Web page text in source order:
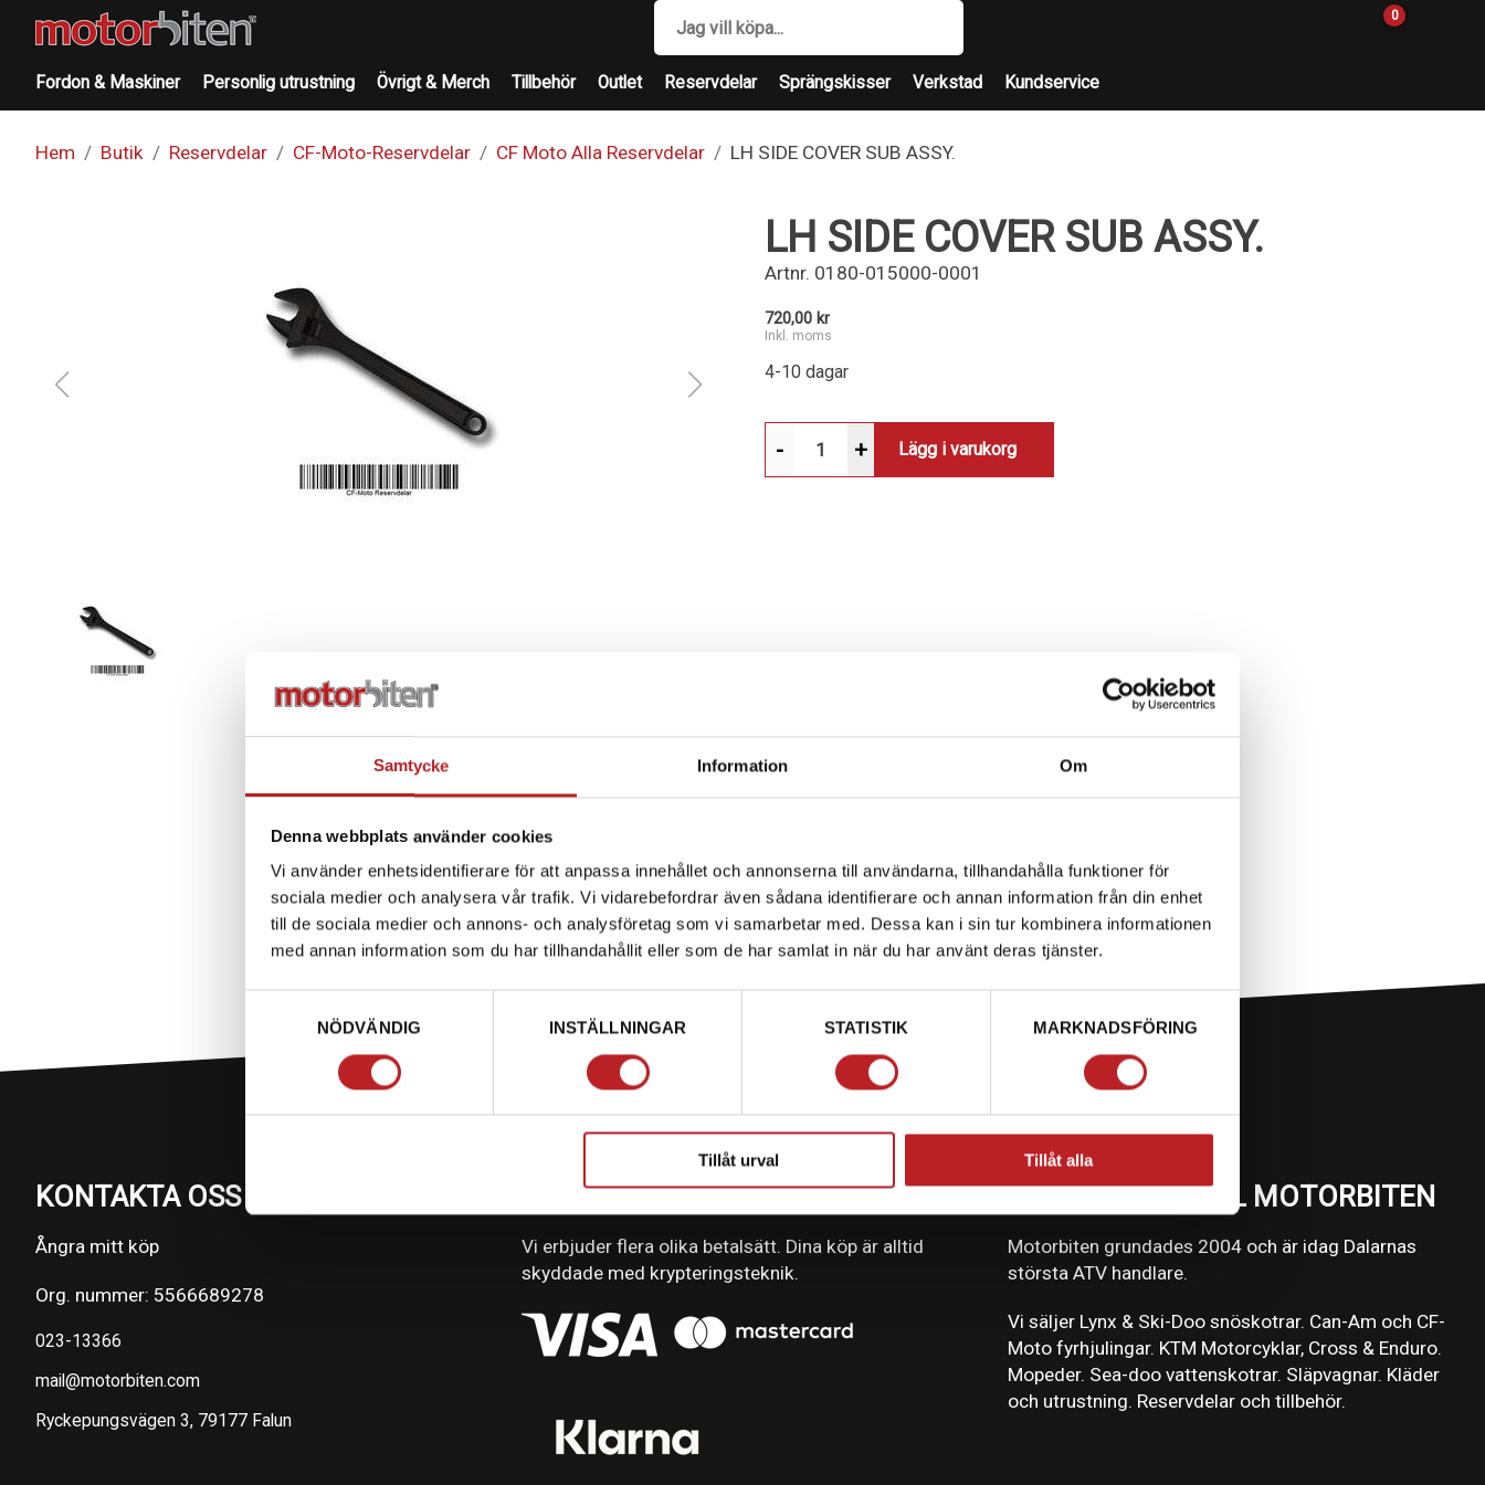
Samtycke Information Om
Denna webbplats använder cookies
Vi använder enhetsidentifierare för att anpassa innehållet och annonserna till användarna, tillhandahålla funktioner för
sociala medier och analysera vår trafik. Vi vidarebefordrar även sådana identifierare och annan information från din enhet
till de sociala medier och annons- och analysföretag som vi samarbetar med. Dessa kan i sin tur kombinera informationen
med annan information som du har tillhandahållit eller som de har samlat in när du har använt deras tjänster.
NÖDVÄNDIG
INSTÄLLNINGAR STATISTIK MARKNADSFÖRING
Tillåt urval Tillåt alla
0
Fordon & Maskiner Personlig utrustning Övrigt & Merch Tillbehör Outlet Reservdelar Sprängskisser Verkstad Kundservice
Hem Butik Reservdelar CF-Moto-Reservdelar CF Moto Alla Reservdelar LH SIDE COVER SUB ASSY.
LH SIDE COVER SUB ASSY.
Artnr. 0180-015000-0001
720,00 kr
Inkl. moms
4-10 dagar
- + Lägg i varukorg
KONTAKTA OSS PÅ MOTORBITEN
Ångra mitt köp
Org. nummer: 5566689278
023-13366
mail@motorbiten.com
Ryckepungsvägen 3, 79177 Falun
BETALNING
Vi erbjuder flera olika betalsätt. Dina köp är alltid
skyddade med krypteringsteknik.
VÄLKOMMEN TILL MOTORBITEN
Motorbiten grundades 2004 och är idag Dalarnas
största ATV handlare.
Vi säljer Lynx & Ski-Doo snöskotrar. Can-Am och CF-
Moto fyrhjulingar. KTM Motorcyklar, Cross & Enduro.
Mopeder. Sea-doo vattenskotrar. Släpvagnar. Kläder
och utrustning. Reservdelar och tillbehör.